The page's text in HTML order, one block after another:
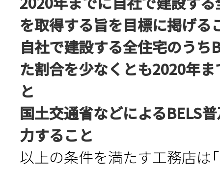
を取得する旨を目標に掲げる
自社で建設する全住宅のうち
た割合を少なくとも2020年
と
国土交通省などによるBELS
力すること
以上の条件を満たす工務店は